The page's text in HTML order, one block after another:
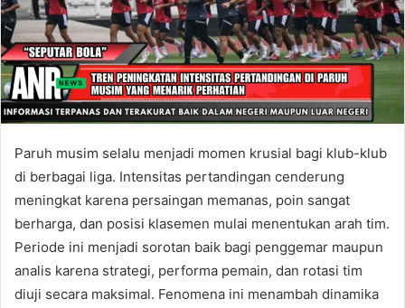
Paruh musim selalu menjadi momen krusial bagi klub-klub
di berbagai liga. Intensitas pertandingan cenderung
meningkat karena persaingan memanas, poin sangat
berharga, dan posisi klasemen mulai menentukan arah tim.
Periode ini menjadi sorotan baik bagi penggemar maupun
analis karena strategi, performa pemain, dan rotasi tim
diuji secara maksimal. Fenomena ini menambah dinamika